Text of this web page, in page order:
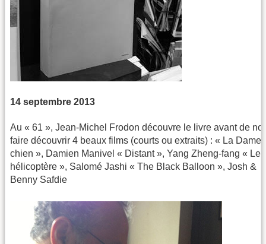
14 septembre 2013
Au « 61 », Jean-Michel Frodon découvre le livre avant de
faire découvrir 4 beaux films (courts ou extraits) : « La Dame
chien », Damien Manivel « Distant », Yang Zheng-fang «
hélicoptère », Salomé Jashi « The Black Balloon », Josh &
Benny Safdie